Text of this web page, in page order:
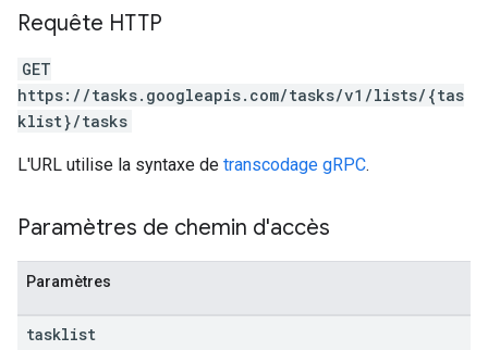
Requête HTTP
GET
https://tasks.googleapis.com/tasks/v1/lists/{tas
klist}/tasks
L'URL utilise la syntaxe de transcodage gRPC.
Paramètres de chemin d'accès
Paramètres
tasklist